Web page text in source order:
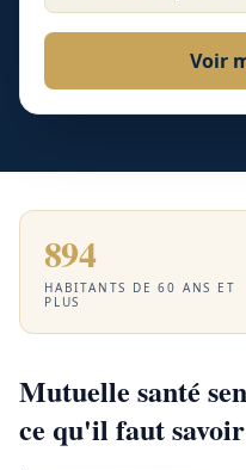
Voir
894
HABITANTS DE 60 ANS ET
PLUS
Mutuelle santé
ce qu'il faut savoir